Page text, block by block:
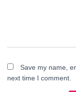
Save my name,
next time I comment.